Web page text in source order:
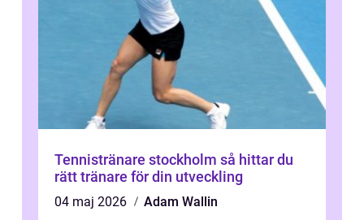
Tennistränare stockholm så hittar du
rätt tränare för din utveckling
04 maj 2026
Adam Wallin